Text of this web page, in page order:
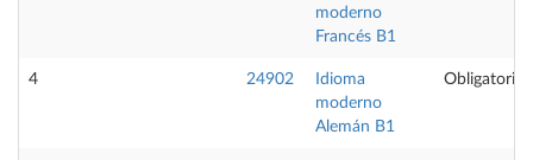
moderno
Francés B1
4 24902
Idioma
moderno
Alemán B1
Obligatoria